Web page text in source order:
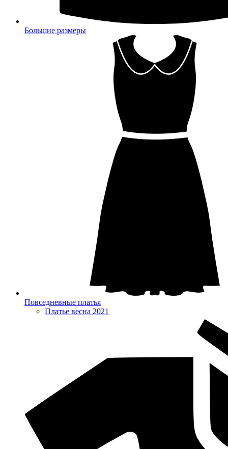
Большие размеры
Повседневные платья
Платье весна 2021